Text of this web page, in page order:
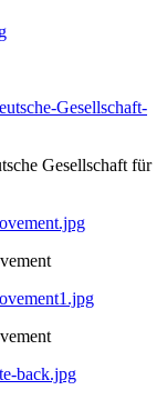
Gesellschaft für